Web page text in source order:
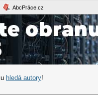
AbcPráce.cz
hledá autory!